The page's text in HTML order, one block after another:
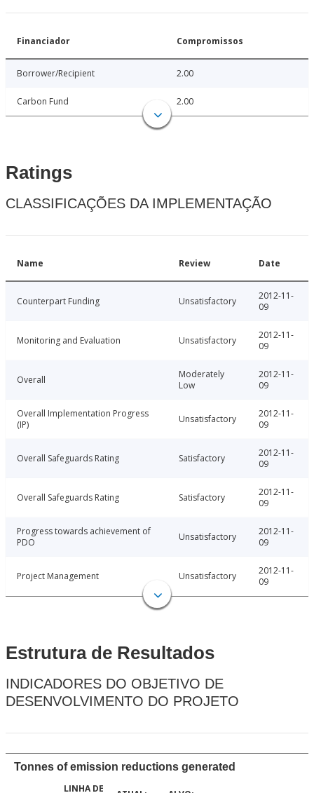
Financiador Compromissos
Borrower/Recipient 2.00
Carbon Fund 2.00
Ratings
CLASSIFICAÇÕES DA IMPLEMENTAÇÃO
Name Review Date
Counterpart Funding Unsatisfactory
2012-11-
09
Monitoring and Evaluation Unsatisfactory
2012-11-
09
Overall
Moderately
Low
2012-11-
09
Overall Implementation Progress
(IP)
Unsatisfactory
2012-11-
09
Overall Safeguards Rating Satisfactory
2012-11-
09
Overall Safeguards Rating Satisfactory
2012-11-
09
Progress towards achievement of
PDO
Unsatisfactory
2012-11-
09
Project Management Unsatisfactory
2012-11-
09
Estrutura de Resultados
INDICADORES DO OBJETIVO DE
DESENVOLVIMENTO DO PROJETO
Tonnes of emission reductions generated